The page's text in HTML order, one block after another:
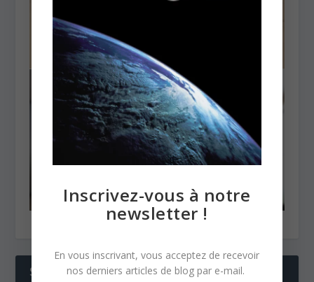
SUIVEZ NOUS
Inscrivez-vous à notre
newsletter !
En vous inscrivant, vous acceptez de recevoir
nos derniers articles de blog par e-mail.